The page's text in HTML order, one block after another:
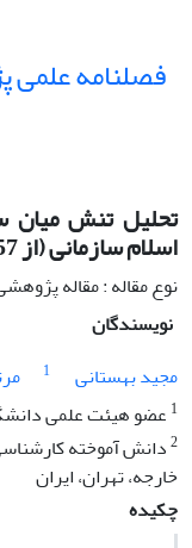
فصلنامه علمی
تحلیل تنش میان
اسلام سازمانی (از 1357 ه.ش تا 1360ه.ش)
نوع مقاله : مقاله
نویسندگان
مجید بهستانی
1
1 عضو هیئت علمی
2دانش آموخته
خارجه، تهران، ایران
چکیده